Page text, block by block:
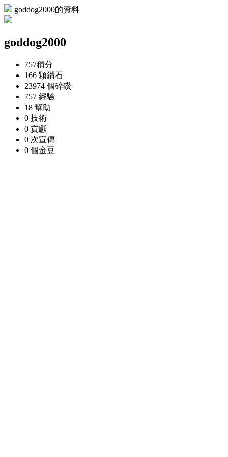
goddog2000的資料
goddog2000
757積分
166 顆鑽石
23974 個碎鑽
757 經驗
18 幫助
0 技術
0 貢獻
0 次宣傳
0 個金豆